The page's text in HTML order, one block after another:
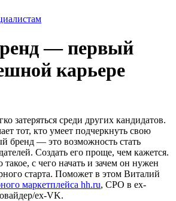
— первый
карьере
затеряться среди других кандидатов.
тот, кто умеет подчеркнуть свою
бренд — это возможность стать
Создать его проще, чем кажется.
такое, с чего начать и зачем он нужен
старта. Поможет в этом Виталий
маркетплейса hh.ru, CPO в ex-
ex-VK.